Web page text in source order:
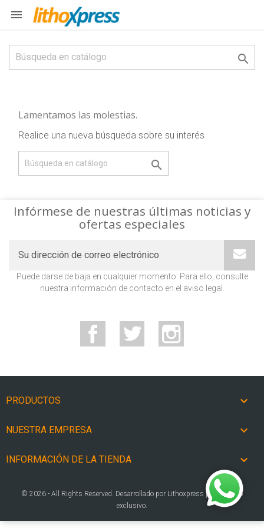


Lamentamos las molestias.
Realice una nueva búsqueda sobre su interés

Infórmese de nuestras últimas noticias y
ofertas especiales
Puede darse de baja en cualquier momento. Para ello, consulte
nuestra información de contacto en el aviso legal.
Facebook Twitter
PRODUCTOS 
NUESTRA EMPRESA 
INFORMACIÓN DE LA TIENDA 
© 2026 - All Rights Reserved. Desarrollado por Lithoxpress para su uso
exclusivo.